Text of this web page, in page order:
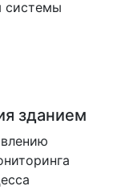
системы
зданием